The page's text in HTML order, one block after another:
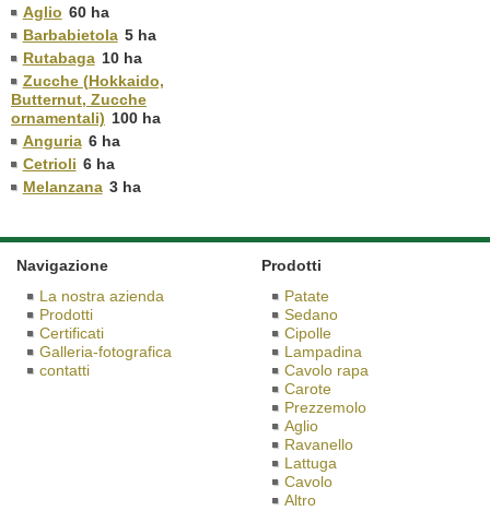
Aglio 60 ha
Barbabietola 5 ha
Rutabaga 10 ha
Zucche (Hokkaido,
Butternut, Zucche
ornamentali) 100 ha
Anguria 6 ha
Cetrioli 6 ha
Melanzana 3 ha
Navigazione
La nostra azienda
Prodotti
Certificati
Galleria-fotografica
contatti
Prodotti
Patate
Sedano
Cipolle
Lampadina
Cavolo rapa
Carote
Prezzemolo
Aglio
Ravanello
Lattuga
Cavolo
Altro